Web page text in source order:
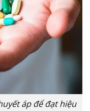
áp để đạt hiệu